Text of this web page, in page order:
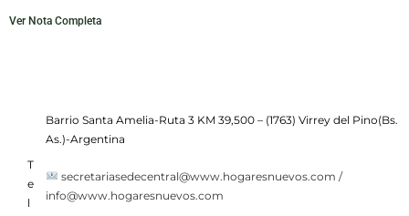
Ver Nota Completa
T
e
l
Barrio Santa Amelia-Ruta 3 KM 39,500 – (1763) Virrey del Pino(Bs.
As.)-Argentina
secretariasedecentral@www.hogaresnuevos.com /
info@www.hogaresnuevos.com